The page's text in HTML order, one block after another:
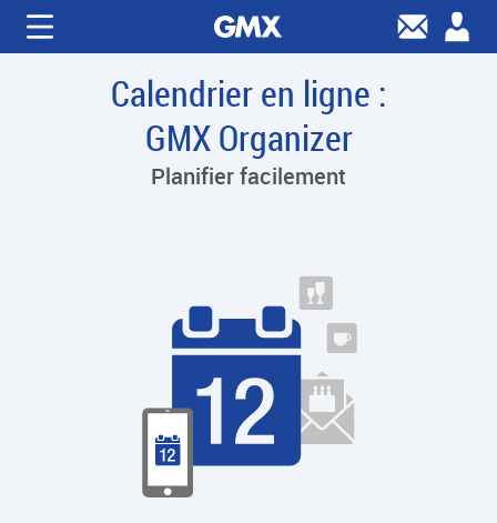
Calendrier en ligne :
GMX Organizer
Planifier facilement